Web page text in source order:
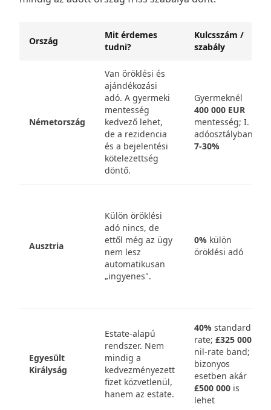
Ország
Mit érdemes
tudni?
Kulcsszám /
szabály
Németország
Van öröklési és
ajándékozási
adó. A gyermeki
mentesség
kedvező lehet,
de a rezidencia
és a bejelentési
kötelezettség
döntő.
Gyermeknél
400 000 EUR
mentesség; I.
adóosztályban
7-30%
Ausztria
Külön öröklési
adó nincs, de
ettől még az ügy
nem lesz
automatikusan
„ingyenes".
0% külön
öröklési adó
Egyesült
Királyság
Estate-alapú
rendszer. Nem
mindig a
kedvezményezett
fizet közvetlenül,
hanem az estate.
40% standard
rate; £325 000
nil-rate band;
bizonyos
esetben akár
£500 000 is
lehet